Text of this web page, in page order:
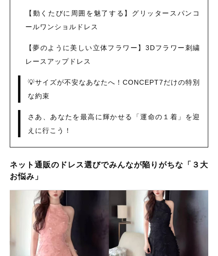
【動くたびに周囲を魅了する】グリッタースパンコ
ールワンショルドレス
【夢のように美しい立体フラワー】3Dフラワー刺繍
レースアップドレス
💡サイズが不安なあなたへ！CONCEPT7だけの特別
な約束
さあ、あなたを最高に輝かせる「運命の１着」を迎
えに行こう！
ネット通販のドレス選びでみんなが陥りがちな「３大
お悩み」